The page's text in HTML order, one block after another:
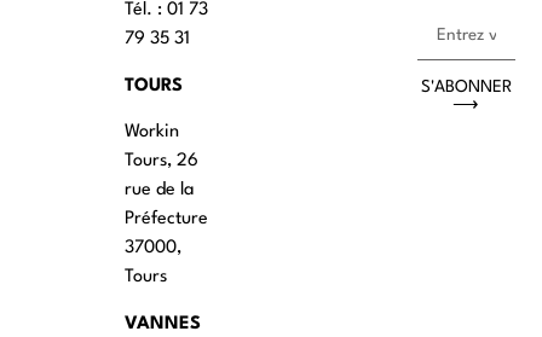
Tél. : 01 73
79 35 31
TOURS
Workin
Tours, 26
rue de la
Préfecture
37000,
Tours
VANNES
S'ABONNER
⟶